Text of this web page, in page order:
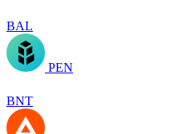
BAL
PEN
BNT